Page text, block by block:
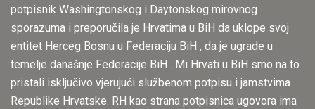
potpisnik Washingtonskog i Daytonskog mirovnog
sporazuma i preporučila je Hrvatima u BiH da uklope svoj
entitet Herceg Bosnu u Federaciju BiH , da je ugrade u
temelje današnje Federacije BiH . Mi Hrvati u BiH smo na to
pristali isključivo vjerujući službenom potpisu i jamstvima
Republike Hrvatske. RH kao strana potpisnica ugovora ima